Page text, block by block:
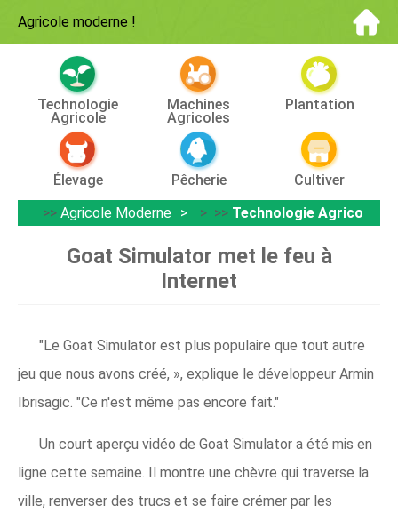
Agricole moderne !
Technologie
Agricole
Machines
Agricoles
Plantation
Élevage Pêcherie
Cultiver
>> Agricole Moderne > >> Technologie Agricole
Goat Simulator met le feu à
Internet
"Le Goat Simulator est plus populaire que tout autre
jeu que nous avons créé, », explique le développeur Armin
Ibrisagic. "Ce n'est même pas encore fait."
Un court aperçu vidéo de Goat Simulator a été mis en
ligne cette semaine. Il montre une chèvre qui traverse la
ville, renverser des trucs et se faire crémer par les